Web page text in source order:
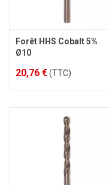
Forêt HHS Cobalt 5%
Ø10
20,76 €(TTC)